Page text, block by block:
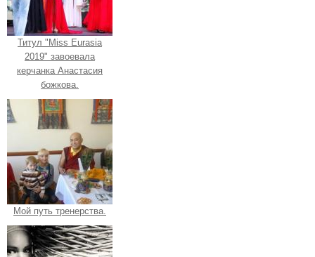
Титул "Miss Eurasia
2019" завоевала
керчанка Анастасия
божкова.
Мой путь тренерства.